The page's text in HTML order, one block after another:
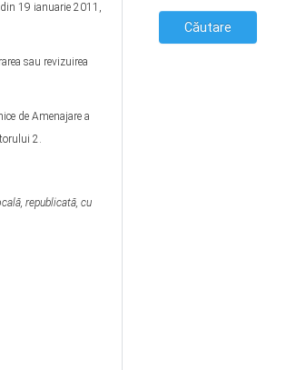
19 ianuarie 2011,
sau revizuirea
de Amenajare a
2.
republicată, cu